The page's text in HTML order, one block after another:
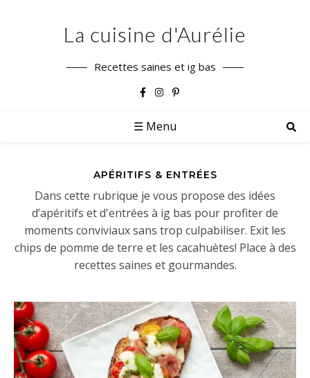
La cuisine d'Aurélie
Recettes saines et ig bas
☰ Menu
APÉRITIFS & ENTRÉES
Dans cette rubrique je vous propose des idées
d’apéritifs et d'entrées à ig bas pour profiter de
moments conviviaux sans trop culpabiliser. Exit les
chips de pomme de terre et les cacahuètes! Place à des
recettes saines et gourmandes.